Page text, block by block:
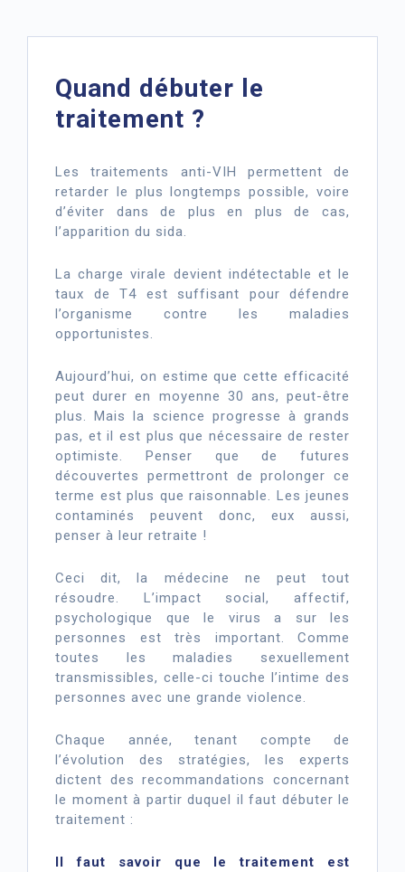
Quand débuter le
traitement ?
Les traitements anti-VIH permettent de
retarder le plus longtemps possible, voire
d’éviter dans de plus en plus de cas,
l’apparition du sida.
La charge virale devient indétectable et le
taux de T4 est suffisant pour défendre
l’organisme contre les maladies
opportunistes.
Aujourd’hui, on estime que cette efficacité
peut durer en moyenne 30 ans, peut-être
plus. Mais la science progresse à grands
pas, et il est plus que nécessaire de rester
optimiste. Penser que de futures
découvertes permettront de prolonger ce
terme est plus que raisonnable. Les jeunes
contaminés peuvent donc, eux aussi,
penser à leur retraite !
Ceci dit, la médecine ne peut tout
résoudre. L’impact social, affectif,
psychologique que le virus a sur les
personnes est très important. Comme
toutes les maladies sexuellement
transmissibles, celle-ci touche l’intime des
personnes avec une grande violence.
Chaque année, tenant compte de
l’évolution des stratégies, les experts
dictent des recommandations concernant
le moment à partir duquel il faut débuter le
traitement :
Il faut savoir que le traitement est